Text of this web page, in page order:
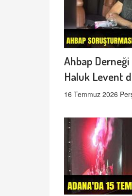
Ahbap
Haluk Levent
16 Temmuz 2026